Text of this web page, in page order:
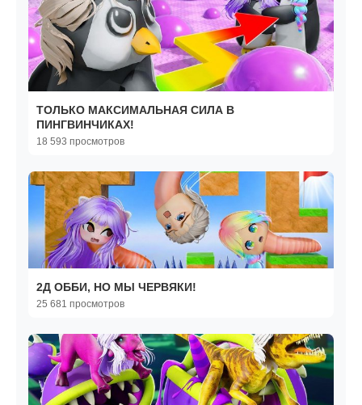
ТОЛЬКО МАКСИМАЛЬНАЯ СИЛА В
ПИНГВИНЧИКАХ!
18 593 просмотров
2Д ОББИ, НО МЫ ЧЕРВЯКИ!
25 681 просмотров